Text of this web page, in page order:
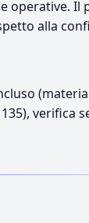
operative. Il
alla
verifica